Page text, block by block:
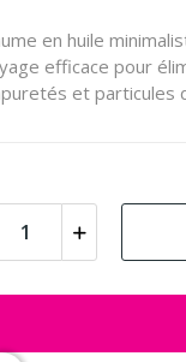
en huile
efficace pour
et particules